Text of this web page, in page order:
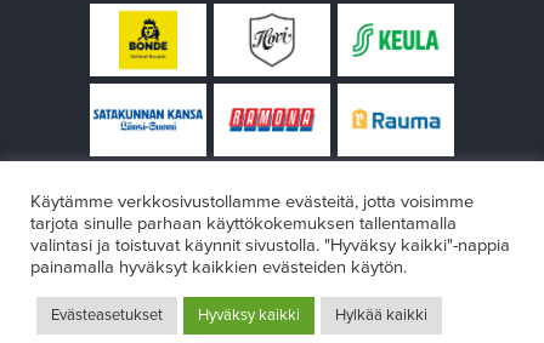
Design:VÄRIKÄS
Käytämme verkkosivustollamme evästeitä, jotta voisimme
tarjota sinulle parhaan käyttökokemuksen tallentamalla
valintasi ja toistuvat käynnit sivustolla. "Hyväksy kaikki"-nappia
painamalla hyväksyt kaikkien evästeiden käytön.
Evästeasetukset Hyväksy kaikki Hylkää kaikki